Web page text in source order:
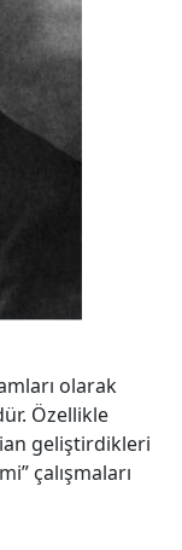
olarak
Özellikle
geliştirdikleri
çalışmaları